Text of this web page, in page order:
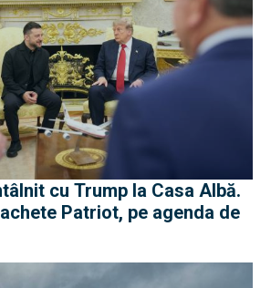
cu Trump la Casa Albă.
Patriot, pe agenda de